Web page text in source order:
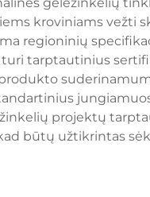
kroviniams vežti
regioninių
tarptautinius
projektų
būtų užtikrintas